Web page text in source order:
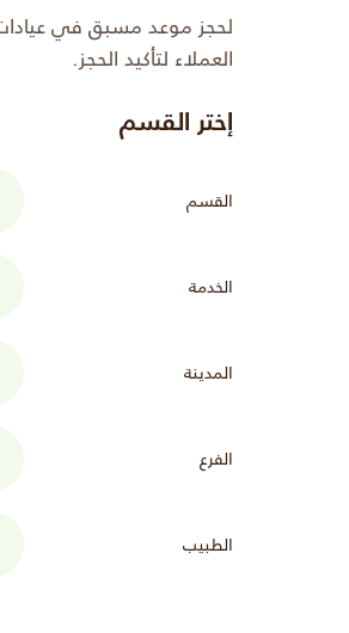
لحجز موعد مسبق في
العملاء لتأكيد الحجز.
إختر القسم
القسم
الخدمة
المدينة
الفرع
الطبيب